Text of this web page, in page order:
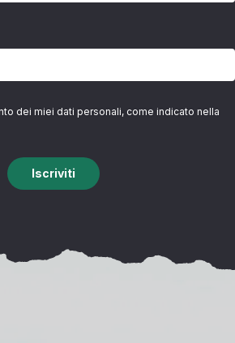
dei miei dati personali, come indicato nella
Iscriviti